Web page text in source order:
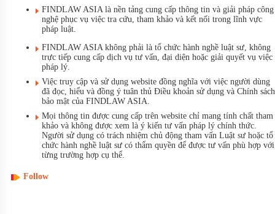
FINDLAW ASIA là nền tảng cung cấp thông tin và giải pháp công
nghệ phục vụ việc tra cứu, tham khảo và kết nối trong lĩnh vực
pháp luật.
FINDLAW ASIA không phải là tổ chức hành nghề luật sư, không
trực tiếp cung cấp dịch vụ tư vấn, đại diện hoặc giải quyết vụ việc
pháp lý.
Việc truy cập và sử dụng website đồng nghĩa với việc người dùng
đã đọc, hiểu và đồng ý tuân thủ Điều khoản sử dụng và Chính sách
bảo mật của FINDLAW ASIA.
Mọi thông tin được cung cấp trên website chỉ mang tính chất tham
khảo và không được xem là ý kiến tư vấn pháp lý chính thức.
Người sử dụng có trách nhiệm chủ động tham vấn Luật sư hoặc tổ
chức hành nghề luật sư có thẩm quyền để được tư vấn phù hợp với
từng trường hợp cụ thể.
Follow